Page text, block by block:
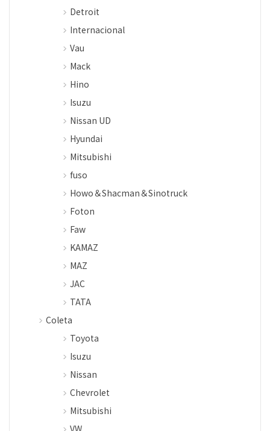
Detroit
Internacional
Vau
Mack
Hino
Isuzu
Nissan UD
Hyundai
Mitsubishi
fuso
Howo＆Shacman＆Sinotruck
Foton
Faw
KAMAZ
MAZ
JAC
TATA
Coleta
Toyota
Isuzu
Nissan
Chevrolet
Mitsubishi
VW